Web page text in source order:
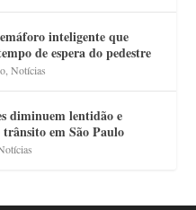
inteligente que
de espera do pedestre
,Notícias
diminuem lentidão e
em São Paulo